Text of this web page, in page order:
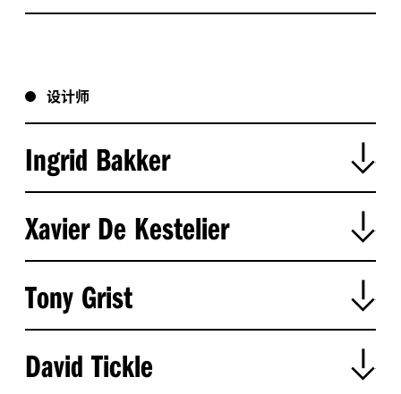
设计师
Ingrid Bakker
Xavier De Kestelier
Tony Grist
David Tickle